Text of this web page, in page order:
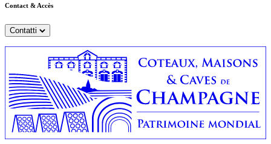
Contact & Accès
Contatti